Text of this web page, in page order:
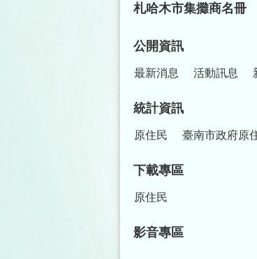
札哈木市集攤商名冊
公開資訊
最新消息 活動訊息
統計資訊
原住民 臺南市政府原
下載專區
原住民
影音專區